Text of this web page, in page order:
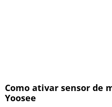
Como ativar sensor de
Yoosee